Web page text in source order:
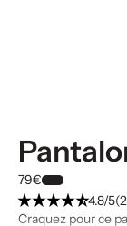
79€
4.8/5
Craquez pour ce